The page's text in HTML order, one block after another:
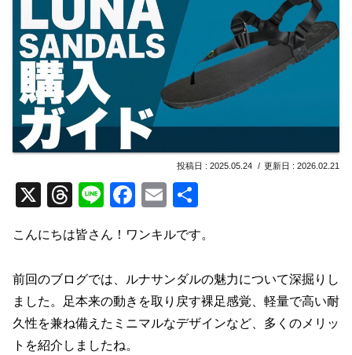
2025.05.24 2026.02.21
X
T
e
a
d
s
Li
e
F
c
e
b
o
E
ail
こんにちは皆さん！ワンキルです。
前回のブログでは、ルナサンダルの魅力について深掘りし
ました。足本来の動きを取り戻す裸足感覚、軽量で高い耐
久性を兼ね備えたミニマルなデザインなど、多くのメリッ
トを紹介しましたね。